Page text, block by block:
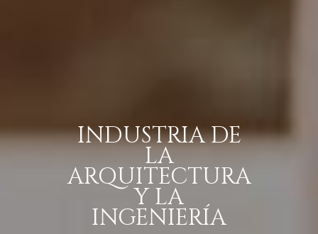
INDUSTRIA DE
LA
ARQUITECTURA
Y LA
INGENIERÍA